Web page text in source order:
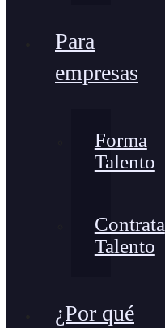
Para
empresas
Forma
Talento
Contrata
Talento
¿Por qué